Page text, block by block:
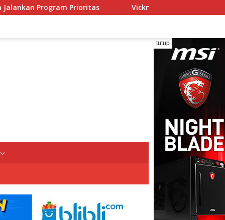
Vickner Sinaga Buka Pendidikan dan Pelatihan Calon
tutup